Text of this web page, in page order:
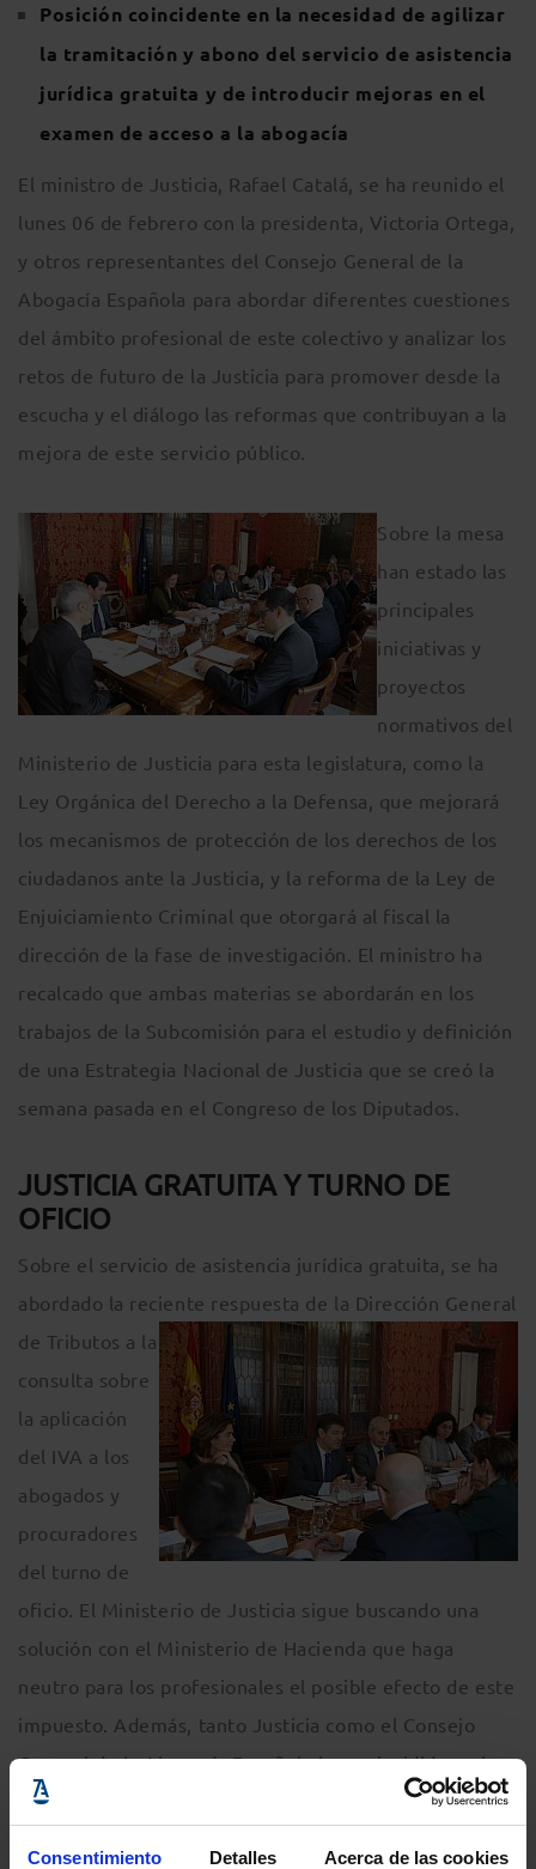
Consentimiento Detalles Acerca de las cookies
Posición coincidente en la necesidad de agilizar
la tramitación y abono del servicio de asistencia
jurídica gratuita y de introducir mejoras en el
examen de acceso a la abogacía
El ministro de Justicia, Rafael Catalá, se ha reunido el
lunes 06 de febrero con la presidenta, Victoria Ortega,
y otros representantes del Consejo General de la
Abogacía Española para abordar diferentes cuestiones
del ámbito profesional de este colectivo y analizar los
retos de futuro de la Justicia para promover desde la
escucha y el diálogo las reformas que contribuyan a la
mejora de este servicio público.
Sobre la mesa
han estado las
principales
iniciativas y
proyectos
normativos del
Ministerio de Justicia para esta legislatura, como la
Ley Orgánica del Derecho a la Defensa, que mejorará
los mecanismos de protección de los derechos de los
ciudadanos ante la Justicia, y la reforma de la Ley de
Enjuiciamiento Criminal que otorgará al fiscal la
dirección de la fase de investigación. El ministro ha
recalcado que ambas materias se abordarán en los
trabajos de la Subcomisión para el estudio y definición
de una Estrategia Nacional de Justicia que se creó la
semana pasada en el Congreso de los Diputados.
JUSTICIA GRATUITA Y TURNO DE
OFICIO
Sobre el servicio de asistencia jurídica gratuita, se ha
abordado la reciente respuesta de la Dirección General
de Tributos a la
consulta sobre
la aplicación
del IVA a los
abogados y
procuradores
del turno de
oficio. El Ministerio de Justicia sigue buscando una
solución con el Ministerio de Hacienda que haga
neutro para los profesionales el posible efecto de este
impuesto. Además, tanto Justicia como el Consejo
General de la Abogacía Española han coincidido en la
necesidad de agilizar, en el marco de un grupo de